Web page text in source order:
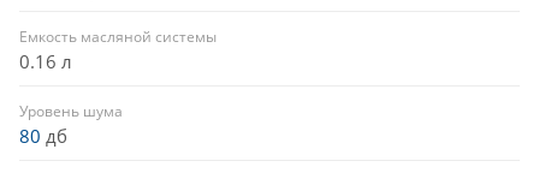
Емкость масляной системы
0.16 л
Уровень шума
80 дб